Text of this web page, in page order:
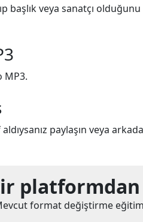
başlık veya sanatçı
MP3.
paylaşın veya
format değiştirme